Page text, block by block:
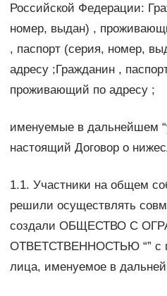
Российской Федерации:
номер, выдан) ,
, паспорт (серия, номер,
адресу ;Гражданин ,
проживающий по адресу ;
именуемые в дальнейшем
настоящий Договор о
1.1. Участники на общем
решили осуществлять
создали ОБЩЕСТВО С
ОТВЕТСТВЕННОСТЬЮ “” с
лица, именуемое в